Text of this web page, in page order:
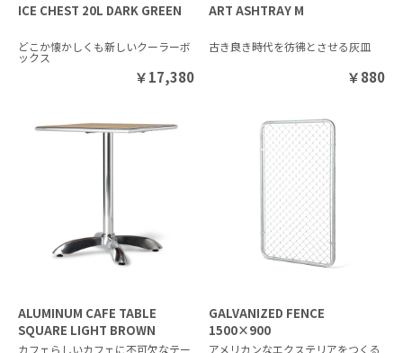
ICE CHEST 20L DARK GREEN
どこか懐かしくも新しいクーラーボ
ックス
￥17,380
ART ASHTRAY M
古き良き時代を彷彿とさせる灰皿
￥880
ALUMINUM CAFE TABLE
SQUARE LIGHT BROWN
カフェらしいカフェに不可欠なテー
GALVANIZED FENCE
1500×900
アメリカンなエクステリアをつくる